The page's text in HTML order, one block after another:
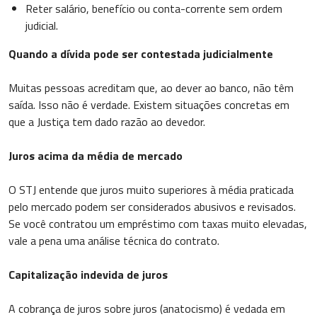
Reter salário, benefício ou conta-corrente sem ordem
judicial.
Quando a dívida pode ser contestada judicialmente
Muitas pessoas acreditam que, ao dever ao banco, não têm
saída. Isso não é verdade. Existem situações concretas em
que a Justiça tem dado razão ao devedor.
Juros acima da média de mercado
O STJ entende que juros muito superiores à média praticada
pelo mercado podem ser considerados abusivos e revisados.
Se você contratou um empréstimo com taxas muito elevadas,
vale a pena uma análise técnica do contrato.
Capitalização indevida de juros
A cobrança de juros sobre juros (anatocismo) é vedada em